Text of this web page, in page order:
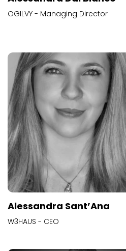
OGILVY - Managing Director
Alessandra Sant’Ana
W3HAUS - CEO